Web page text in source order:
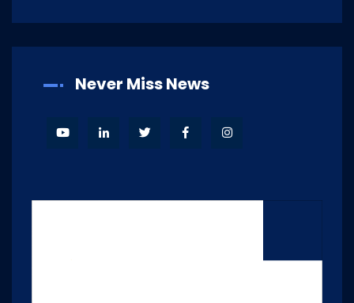
Never Miss News